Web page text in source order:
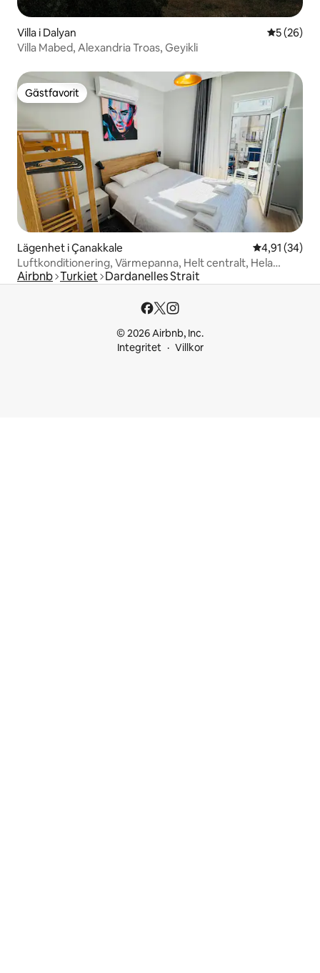
Villa i Dalyan 5 av 5 i
5 (26)
Villa Mabed, Alexandria Troas, Geyikli
Gästfavorit
Gästfavorit
Lägenhet i Çanakkale 4,91 av 5 i
4,91 (34)
Luftkonditionering, Värmepanna, Helt centralt, Hela
lägenheten
Airbnb Turkiet Dardanelles Strait
© 2026 Airbnb, Inc.
Integritet
Villkor